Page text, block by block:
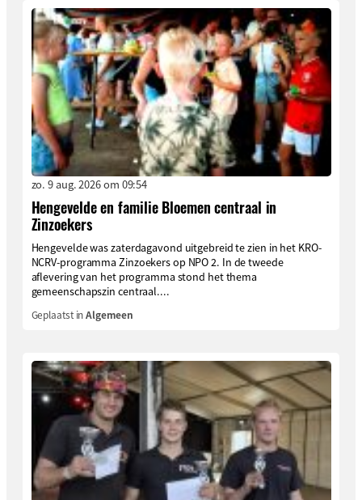
zo. 9 aug. 2026 om 09:54
Hengevelde en familie Bloemen centraal in
Zinzoekers
Hengevelde was zaterdagavond uitgebreid te zien in het KRO-
NCRV-programma Zinzoekers op NPO 2. In de tweede
aflevering van het programma stond het thema
gemeenschapszin centraal....
Geplaatst inAlgemeen